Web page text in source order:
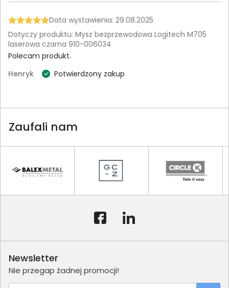
Data wystawienia: 29.08.2025
Dotyczy produktu: Mysz bezprzewodowa Logitech M705
laserowa czarna 910-006034
Polecam produkt.
Henryk
Potwierdzony zakup
Zaufali nam
Newsletter
Nie przegap żadnej promocji!